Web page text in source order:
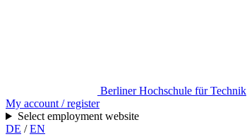
Berliner Hochschule für Technik
My account / register
Select employment website
DE /EN